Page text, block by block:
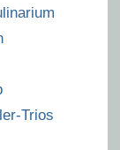
Trios